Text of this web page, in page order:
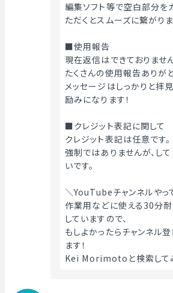
編集ソフト等で空白部分を
ただくとスムーズに繋がりま
■使用報告
現在返信はできておりませ
たくさんの使用報告ありが
メッセージはしっかりと拝見
励みになります！
■クレジット表記に関して
クレジット表記は任意です。
強制ではありませんが、し
いです。
＼YouTubeチャンネルやっ
作業用などに使える30分
していますので、
もしよかったらチャンネル
ます！
Kei Morimotoと検索してみ